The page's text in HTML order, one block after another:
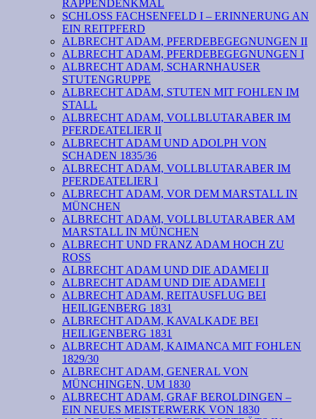
RAPPENDENKMAL
SCHLOSS FACHSENFELD I – ERINNERUNG AN
EIN REITPFERD
ALBRECHT ADAM, PFERDEBEGEGNUNGEN II
ALBRECHT ADAM, PFERDEBEGEGNUNGEN I
ALBRECHT ADAM, SCHARNHAUSER
STUTENGRUPPE
ALBRECHT ADAM, STUTEN MIT FOHLEN IM
STALL
ALBRECHT ADAM, VOLLBLUTARABER IM
PFERDEATELIER II
ALBRECHT ADAM UND ADOLPH VON
SCHADEN 1835/36
ALBRECHT ADAM, VOLLBLUTARABER IM
PFERDEATELIER I
ALBRECHT ADAM, VOR DEM MARSTALL IN
MÜNCHEN
ALBRECHT ADAM, VOLLBLUTARABER AM
MARSTALL IN MÜNCHEN
ALBRECHT UND FRANZ ADAM HOCH ZU
ROSS
ALBRECHT ADAM UND DIE ADAMEI II
ALBRECHT ADAM UND DIE ADAMEI I
ALBRECHT ADAM, REITAUSFLUG BEI
HEILIGENBERG 1831
ALBRECHT ADAM, KAVALKADE BEI
HEILIGENBERG 1831
ALBRECHT ADAM, KAIMANCA MIT FOHLEN
1829/30
ALBRECHT ADAM, GENERAL VON
MÜNCHINGEN, UM 1830
ALBRECHT ADAM, GRAF BEROLDINGEN –
EIN NEUES MEISTERWERK VON 1830